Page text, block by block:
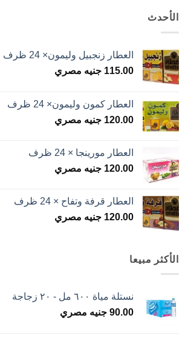
الأحدث
العطار زنجبيل وليمون× 24 ظرف
115.00 جنيه مصري
العطار كمون وليمون× 24 ظرف
120.00 جنيه مصري
العطار مورينجا × 24 ظرف
120.00 جنيه مصري
العطار قرفة وتفاح × 24 ظرف
120.00 جنيه مصري
الأكثر مبيعا
نستلة مياة ٦٠٠ مل - ٢٠ زجاجة
90.00 جنيه مصري